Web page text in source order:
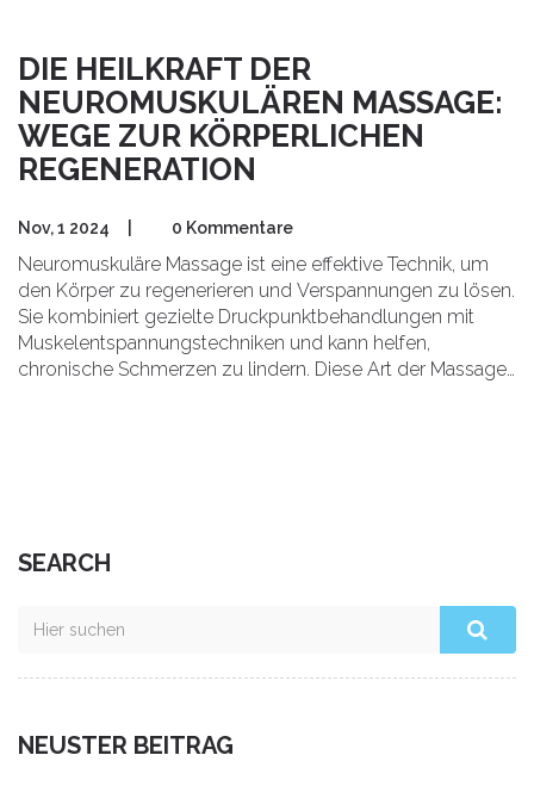
DIE HEILKRAFT DER
NEUROMUSKULÄREN MASSAGE:
WEGE ZUR KÖRPERLICHEN
REGENERATION
Nov, 1 2024 0 Kommentare
Neuromuskuläre Massage ist eine effektive Technik, um
den Körper zu regenerieren und Verspannungen zu lösen.
Sie kombiniert gezielte Druckpunktbehandlungen mit
Muskelentspannungstechniken und kann helfen,
chronische Schmerzen zu lindern. Diese Art der Massage
SEARCH
NEUSTER BEITRAG